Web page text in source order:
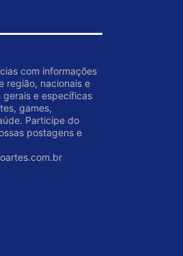
com informações
região, nacionais e
gerais e específicas
games,
Participe do
postagens e